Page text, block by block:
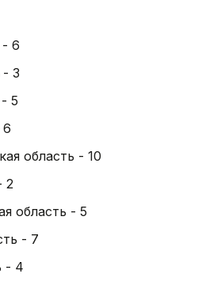
- 6
- 3
5
6
область - 10
2
область - 5
- 7
- 4